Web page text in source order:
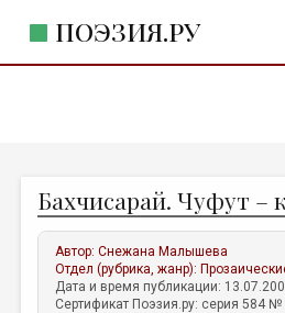
ПОЭЗИЯ.РУ
ЖАНРЫ
АВТОРЫ
КОММЕНТАРИИ
Бахчисарай. Чуфут –
Автор:Снежана Малышева
Отдел (рубрика, жанр):
Дата и время публикации:
Сертификат Поэзия.ру: серия 584 №